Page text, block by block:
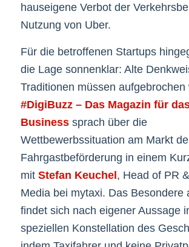
hauseigene Verbot der
Nutzung von Uber.
Für die betroffenen Startups
die Lage sonnenklar: Alte
Traditionen müssen aufgebrochen
#DigiBuzz – Das Magazin für
Businesssprach über die
Wettbewerbssituation am Markt
Fahrgastbeförderung in einem
mit Stefan Keuchel, Head of PR
Media bei mytaxi. Das Besondere
findet sich nach eigener Aussage
speziellen Konstellation des